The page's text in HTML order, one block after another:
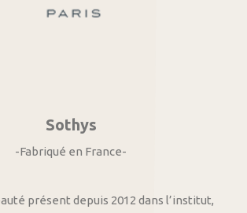
Sothys
-Fabriqué en France-
présent depuis 2012 dans l’institut,